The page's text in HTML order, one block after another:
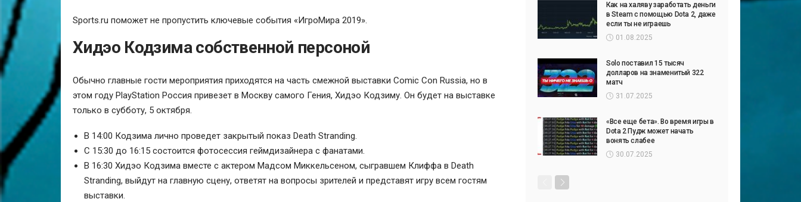
Sports.ru поможет не пропустить ключевые события «ИгроМира 2019».
Хидэо Кодзима собственной персоной
Обычно главные гости мероприятия приходятся на часть смежной выставки Comic Con Russia, но в
этом году PlayStation Россия привезет в Москву самого Гения, Хидэо Кодзиму. Он будет на выставке
только в субботу, 5 октября.
В 14:00 Кодзима лично проведет закрытый показ Death Stranding.
С 15:30 до 16:15 состоится фотосессия геймдизайнера с фанатами.
В 16:30 Хидэо Кодзима вместе с актером Мадсом Миккельсеном, сыгравшем Клиффа в Death
Stranding, выйдут на главную сцену, ответят на вопросы зрителей и представят игру всем гостям
выставки.
Как на халяву заработать деньги
в Steam с помощью Dota 2, даже
если ты не играешь
01.08.2025
Solo поставил 15 тысяч
долларов на знаменитый 322
матч
31.07.2025
«Все еще бета». Во время игры в
Dota 2 Пудж может начать
вонять слабее
30.07.2025